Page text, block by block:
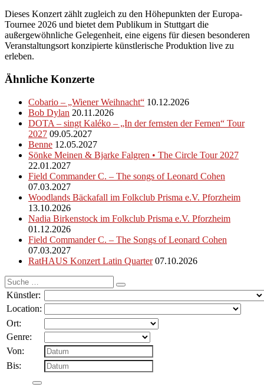
Dieses Konzert zählt zugleich zu den Höhepunkten der Europa-
Tournee 2026 und bietet dem Publikum in Stuttgart die
außergewöhnliche Gelegenheit, eine eigens für diesen besonderen
Veranstaltungsort konzipierte künstlerische Produktion live zu
erleben.
Ähnliche Konzerte
Cobario – „Wiener Weihnacht“ 10.12.2026
Bob Dylan 20.11.2026
DOTA – singt Kaléko – „In der fernsten der Fernen“ Tour
2027 09.05.2027
Benne 12.05.2027
Sönke Meinen & Bjarke Falgren • The Circle Tour 2027
22.01.2027
Field Commander C. – The songs of Leonard Cohen
07.03.2027
Woodlands Bäckafall im Folkclub Prisma e.V. Pforzheim
13.10.2026
Nadia Birkenstock im Folkclub Prisma e.V. Pforzheim
01.12.2026
Field Commander C. – The Songs of Leonard Cohen
07.03.2027
RatHAUS Konzert Latin Quarter 07.10.2026
Suche
nach:
Künstler:
Location:
Ort:
Genre:
Von:
Bis: